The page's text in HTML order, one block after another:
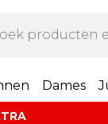
Dames